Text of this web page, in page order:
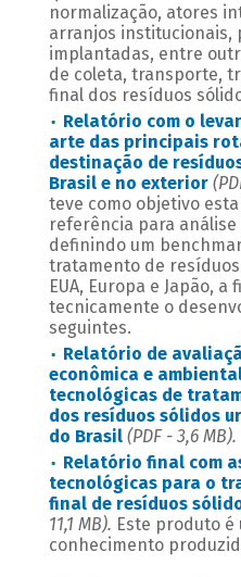
normalização, atores
arranjos institucionais,
implantadas, entre
de coleta, transporte,
final dos resíduos
Relatório com o
arte das principais
destinação de
Brasil e no exterior
teve como objetivo
referência para
definindo um
tratamento de
EUA, Europa e Japão,
tecnicamente o
seguintes.
Relatório de
econômica e
tecnológicas de
dos resíduos sólidos
do Brasil(PDF - 3,6 MB).
Relatório final com
tecnológicas para o
final de resíduos
11,1 MB). Este produto
conhecimento